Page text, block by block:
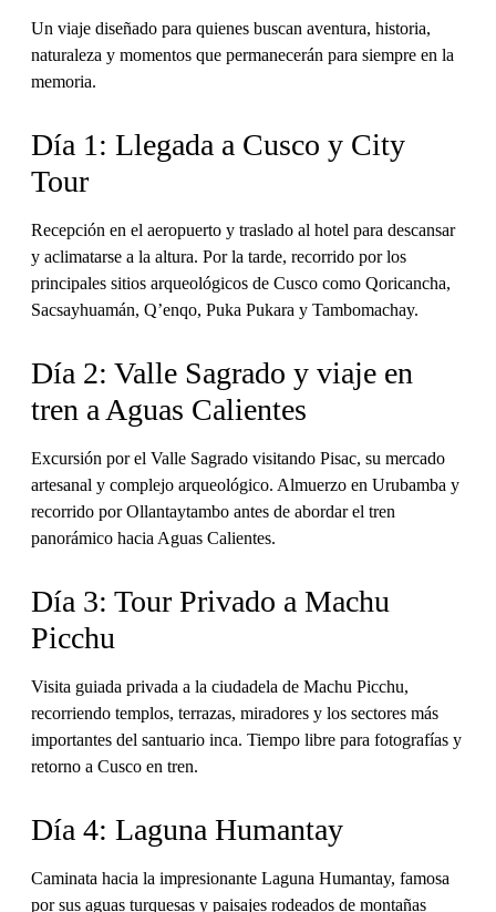
Un viaje diseñado para quienes buscan aventura, historia,
naturaleza y momentos que permanecerán para siempre en la
memoria.
Día 1: Llegada a Cusco y City
Tour
Recepción en el aeropuerto y traslado al hotel para descansar
y aclimatarse a la altura. Por la tarde, recorrido por los
principales sitios arqueológicos de Cusco como Qoricancha,
Sacsayhuamán, Q’enqo, Puka Pukara y Tambomachay.
Día 2: Valle Sagrado y viaje en
tren a Aguas Calientes
Excursión por el Valle Sagrado visitando Pisac, su mercado
artesanal y complejo arqueológico. Almuerzo en Urubamba y
recorrido por Ollantaytambo antes de abordar el tren
panorámico hacia Aguas Calientes.
Día 3: Tour Privado a Machu
Picchu
Visita guiada privada a la ciudadela de Machu Picchu,
recorriendo templos, terrazas, miradores y los sectores más
importantes del santuario inca. Tiempo libre para fotografías y
retorno a Cusco en tren.
Día 4: Laguna Humantay
Caminata hacia la impresionante Laguna Humantay, famosa
por sus aguas turquesas y paisajes rodeados de montañas